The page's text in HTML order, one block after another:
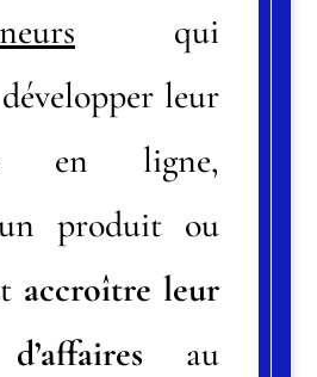
qui
leur
en ligne,
produit ou
accroître leur
au